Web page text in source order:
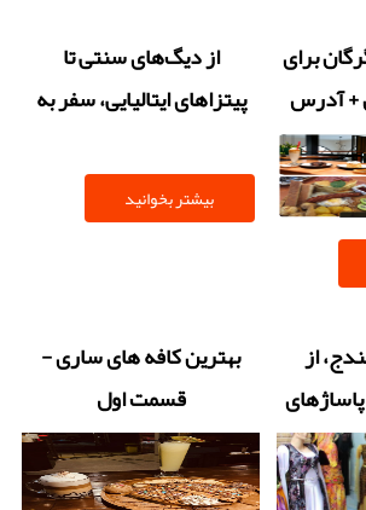
برای
+ آدرس
از دیگ‌های سنتی تا
پیتزاهای ایتالیایی، سفر به
بیشتر بخوانید
از
بهترین کافه های ساری -
قسمت اول